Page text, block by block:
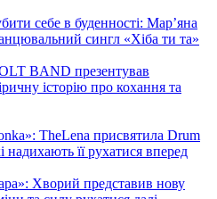
себе в буденності: Мар’яна
сингл «Хіба ти та»
BAND презентував
історію про кохання та
TheLena присвятила Drum
надихають її рухатися вперед
Хворий представив нову